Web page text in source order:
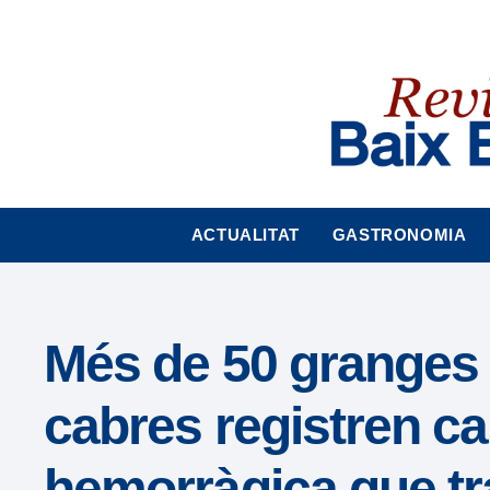
de
Presione
ACTUALITAT GASTRONOMIA
Més de 50
cabres registren